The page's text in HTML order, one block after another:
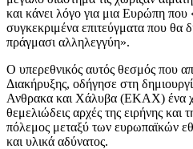
και κάνει λόγο για μια Ευρώπη
συγκεκριμένα επιτεύγματα που θα
πράγμασι αλληλεγγύη».
Ο υπερεθνικός αυτός θεσμός που
Διακήρυξης, οδήγησε στη
Ανθρακα και Χάλυβα (ΕΚΑΧ) ένα
θεμελιώδεις αρχές της ειρήνης
πόλεμος μεταξύ των ευρωπαϊκών
και υλικά αδύνατος.